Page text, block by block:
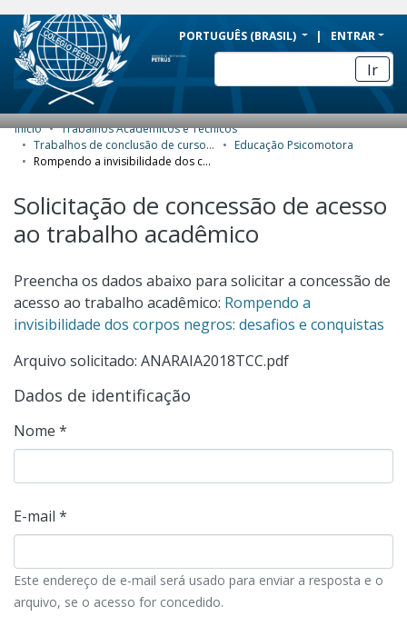
BRAZIL
Simplifique!
Comunica BR
Participe
Acesso à informação
Canais
PORTUGUÊS (BRASIL) ENTRAR
Ir
COMUNIDADES E COLEÇÕES
ESTATÍSTICAS
SOBRE
Início
Trabalhos Acadêmicos e Técnicos
Trabalhos de conclusão de curso de Especialização
Educação Psicomotora
Rompendo a invisibilidade dos corpos negros: desafios e conquistas
Solicitação de concessão de acesso
ao trabalho acadêmico
Preencha os dados abaixo para solicitar a concessão de
acesso ao trabalho acadêmico: Rompendo a
invisibilidade dos corpos negros: desafios e conquistas
Arquivo solicitado: ANARAIA2018TCC.pdf
Dados de identificação
Nome *
E-mail *
Este endereço de e-mail será usado para enviar a resposta e o
arquivo, se o acesso for concedido.